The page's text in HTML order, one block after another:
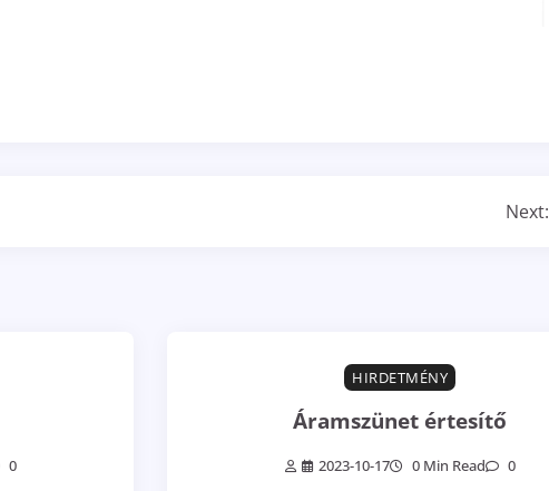
Next:
0
HIRDETMÉNY
Áramszünet értesítő
2023-10-17 0 Min Read 0